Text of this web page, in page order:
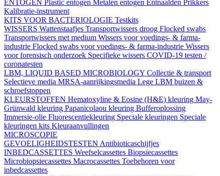
ENTOGEN Plastic entogen Metalen entogen Entnaalden Prikkers
Kalibratie-instrument
KITS VOOR BACTERIOLOGIE Testkits
WISSERS Wattenstaafjes Transportwissers droog Flocked swabs
Transportwissers met medium Wissers voor voedings- & farma-
industrie Flocked swabs voor voedings- & farma-industrie Wissers
voor forensisch onderzoek Specifieke wissers COVID-19 testen /
coronatesten
LBM, LIQUID BASED MICROBIOLOGY Collectie & transport
Selectieve media MRSA-aanrijkingsmedia Lege LBM buizen &
schroefstoppen
KLEURSTOFFEN Hematoxyline & Eosine (H&E) kleuring May-
Grünwald kleuring Papanicolaou kleuring Bufferoplossing
Immersie-olie Fluorescentiekleuring Speciale kleuringen Speciale
kleuringen kits Kleuraanvullingen
MICROSCOPIE
GEVOELIGHEIDSTESTEN Antibioticaschijfjes
INBEDCASSETTES Weefselcassettes Biopsiecassettes
Microbiopsiecassettes Macrocassettes Toebehoren voor
inbedcassettes